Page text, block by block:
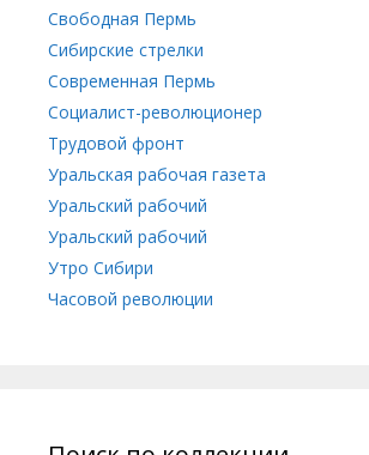
Свободная Пермь
Сибирские стрелки
Современная Пермь
Социалист-революционер
Трудовой фронт
Уральская рабочая газета
Уральский рабочий
Уральский рабочий
Утро Сибири
Часовой революции